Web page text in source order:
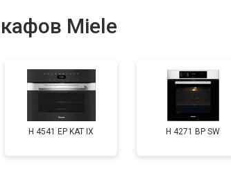
от 120 мин
Miele
H 4541 EP KAT IX H 4271 BP SW